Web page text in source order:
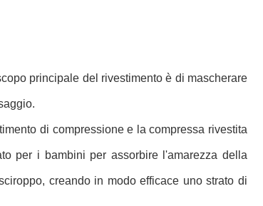
principale del rivestimento è di mascherare
di compressione e la compressa rivestita
per i bambini per assorbire l'amarezza della
creando in modo efficace uno strato di